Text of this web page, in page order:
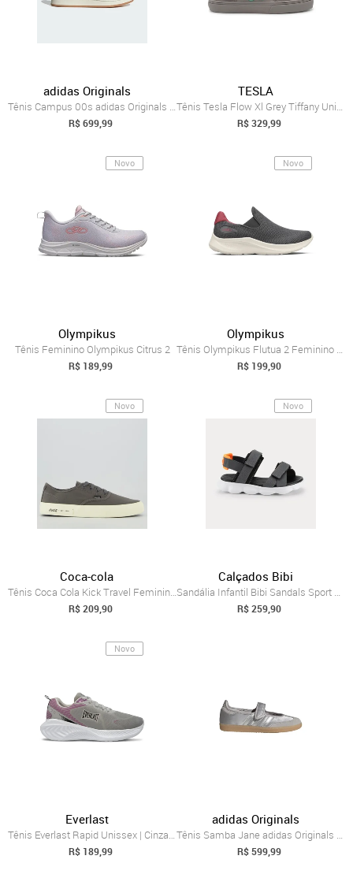
adidas Originals
Tênis Campus 00s adidas Originals Cinza
R$ 699,99
TESLA
Tênis Tesla Flow Xl Grey Tiffany Unissex | Cinza
R$ 329,99
Novo
Olympikus
Tênis Feminino Olympikus Citrus 2
R$ 189,99
Novo
Olympikus
Tênis Olympikus Flutua 2 Feminino - Cinza-Rosa
R$ 199,90
Novo
Coca-cola
Tênis Coca Cola Kick Travel Feminino Cinza
R$ 209,90
Novo
Calçados Bibi
Sandália Infantil Bibi Sandals Sport Cin...
R$ 259,90
Novo
Everlast
Tênis Everlast Rapid Unissex | Cinza Rosa
R$ 189,99
adidas Originals
Tênis Samba Jane adidas Originals Cinza
R$ 599,99